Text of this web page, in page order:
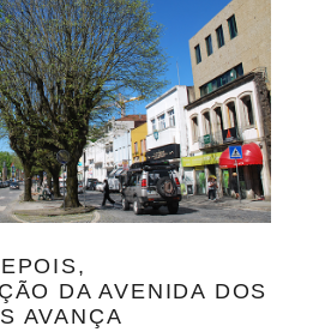
DA AVENIDA DOS
AVANÇA